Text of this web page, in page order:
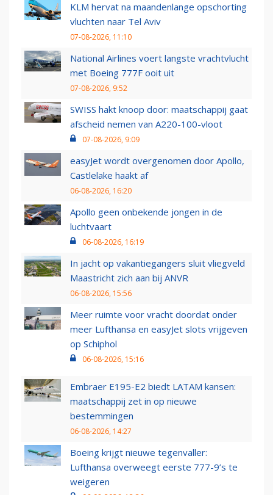
KLM hervat na maandenlange opschorting
vluchten naar Tel Aviv
07-08-2026, 11:10
National Airlines voert langste vrachtvlucht
met Boeing 777F ooit uit
07-08-2026, 9:52
SWISS hakt knoop door: maatschappij gaat
afscheid nemen van A220-100-vloot
07-08-2026, 9:09
easyJet wordt overgenomen door Apollo,
Castlelake haakt af
06-08-2026, 16:20
Apollo geen onbekende jongen in de
luchtvaart
06-08-2026, 16:19
In jacht op vakantiegangers sluit vliegveld
Maastricht zich aan bij ANVR
06-08-2026, 15:56
Meer ruimte voor vracht doordat onder
meer Lufthansa en easyJet slots vrijgeven
op Schiphol
06-08-2026, 15:16
Embraer E195-E2 biedt LATAM kansen:
maatschappij zet in op nieuwe
bestemmingen
06-08-2026, 14:27
Boeing krijgt nieuwe tegenvaller:
Lufthansa overweegt eerste 777-9’s te
weigeren